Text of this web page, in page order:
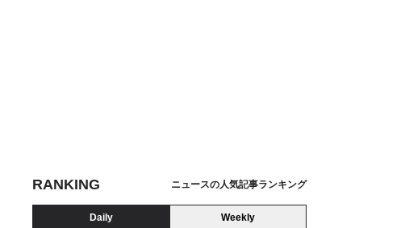
RANKING ニュースの人気記事ランキング
Daily Weekly